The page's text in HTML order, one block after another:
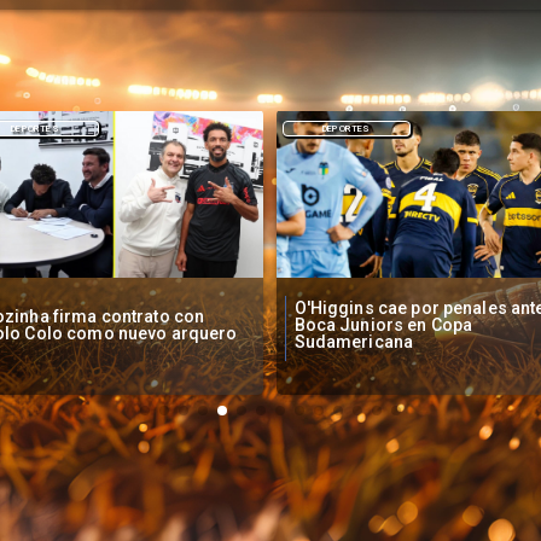
cae por penales ante
Juniors en Copa
DEPORTES
Operadores de apuestas
piden acelerar regulación en
Chile
NACIONAL